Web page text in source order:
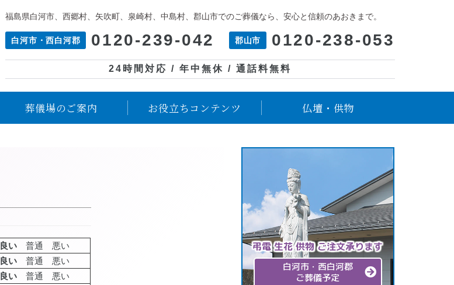
福島県白河市、西郷村、矢吹町、泉崎村、中島村、郡山市でのご葬儀なら、安心と信頼のあおきまで。
白河市・西白河郡 0120-239-042 郡山市 0120-238-053
24時間対応 / 年中無休 / 通話料無料
葬儀場のご案内 お役立ちコンテンツ 仏壇・供物
良い普通 悪い
良い普通 悪い
良い普通 悪い
弔電 生花 供物 ご注文承ります
白河市・西白河郡
ご葬儀予定